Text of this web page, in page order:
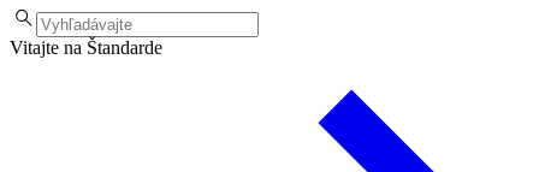
Vitajte na Štandarde